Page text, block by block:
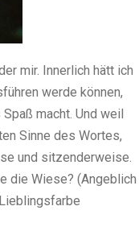
mir. Innerlich hätt ich
werde können,
macht. Und weil
Sinne des Wortes,
und sitzenderweise.
die Wiese? (Angeblich